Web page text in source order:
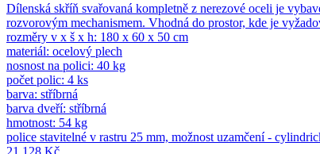
Dílenská skříň svařovaná kompletně z nerezové oceli je
rozvorovým mechanismem. Vhodná do prostor, kde je
rozměry v x š x h: 180 x 60 x 50 cm
materiál: ocelový plech
nosnost na polici: 40 kg
počet polic: 4 ks
barva: stříbrná
barva dveří: stříbrná
hmotnost: 54 kg
police stavitelné v rastru 25 mm, možnost uzamčení -
21 128 Kč